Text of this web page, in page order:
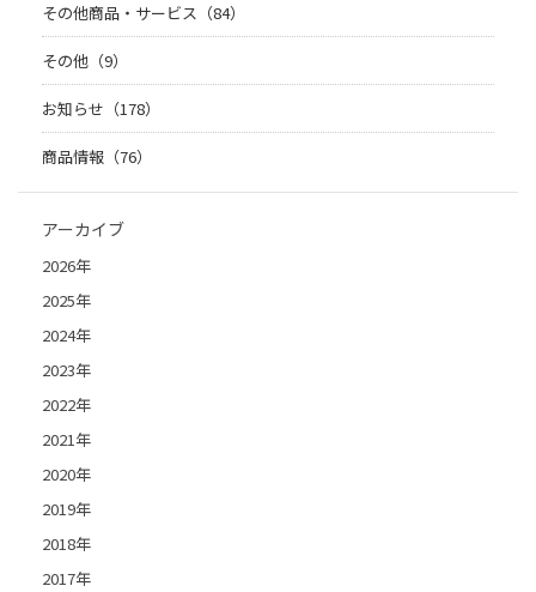
その他商品・サービス（84）
その他（9）
お知らせ（178）
商品情報（76）
アーカイブ
2026年
2025年
2024年
2023年
2022年
2021年
2020年
2019年
2018年
2017年